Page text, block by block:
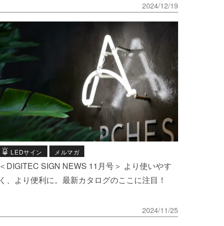
2024/12/19
LEDサイン メルマガ
＜DIGITEC SIGN NEWS 11月号＞ より使いやす
く、より便利に。最新カタログのここに注目！
2024/11/25